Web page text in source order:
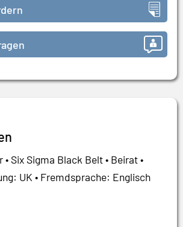
Six Sigma Black Belt • Beirat •
UK • Fremdsprache: Englisch